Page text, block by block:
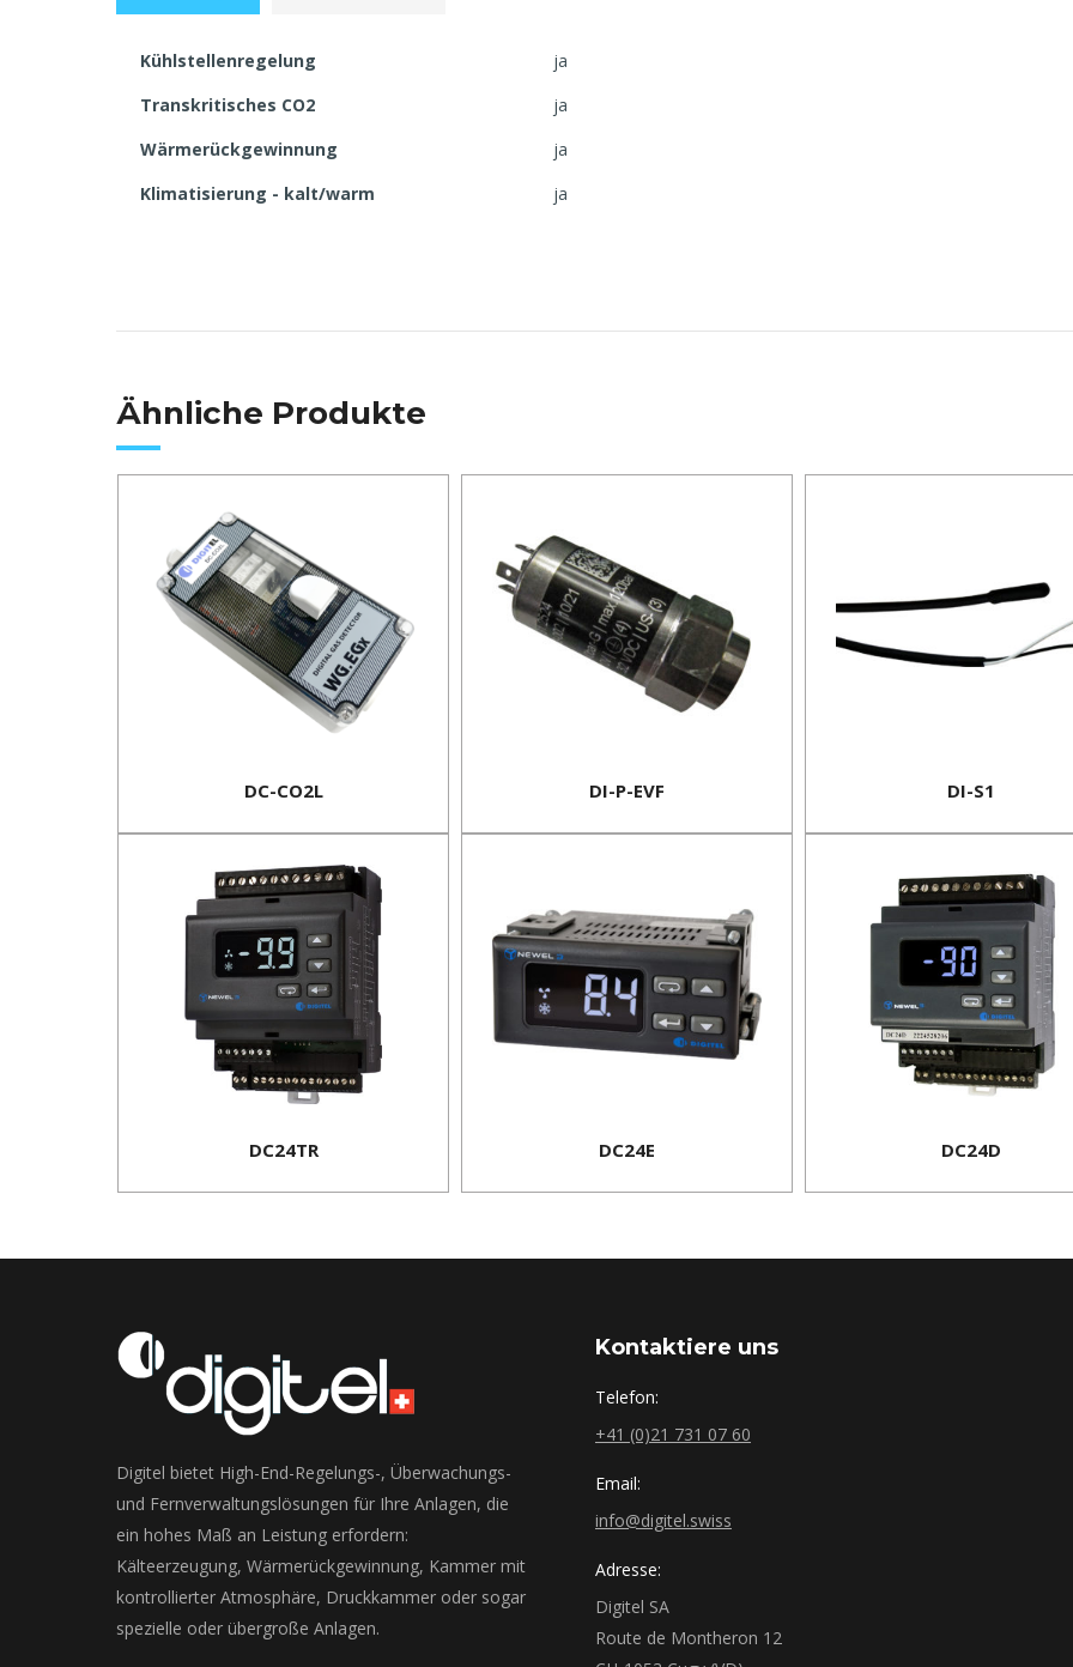
Kühlstellenregelung
ja
Transkritisches CO2
ja
Wärmerückgewinnung
ja
Klimatisierung - kalt/warm
ja
Ähnliche Produkte
DC-CO2L DI-P-EVF DI-S1
DC24TR DC24E DC24D
Digitel bietet High-End-Regelungs-, Überwachungs-
und Fernverwaltungslösungen für Ihre Anlagen, die
ein hohes Maß an Leistung erfordern:
Kälteerzeugung, Wärmerückgewinnung, Kammer mit
kontrollierter Atmosphäre, Druckkammer oder sogar
spezielle oder übergroße Anlagen.
Kontaktiere uns
Telefon:
+41 (0)21 731 07 60
Email:
info@digitel.swiss
Adresse:
Digitel SA
Route de Montheron 12